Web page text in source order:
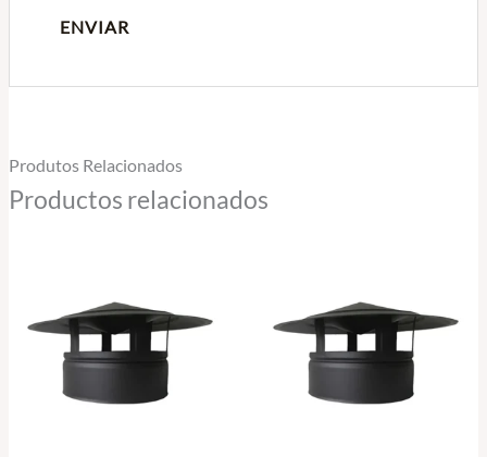
Produtos Relacionados
Productos relacionados